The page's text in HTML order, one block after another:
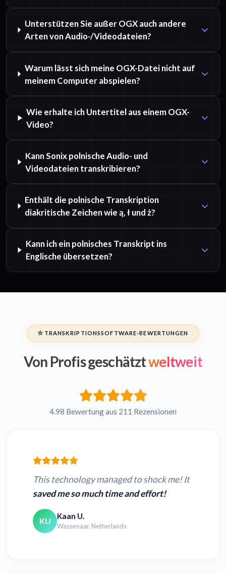
Unterstützen Sie außer OGX auch andere
Arten von Audio-/Videodateien?
Warum lässt sich meine OGX-Datei nicht auf
meinem Computer abspielen?
Wie erhalte ich Untertitel aus einem OGX-
Video?
Kann Sonix polnische Audio- und
Videodateien transkribieren?
Enthält die polnische Transkription
diakritische Zeichen wie ą, ł und ż?
Kann ich ein polnisches Transkript ins
Englische übersetzen?
TRANSKRIPTIONSSOFTWARE-BEWERTUNGEN
Von Profis geschätztweltweit
4.98 Bewertung aus 211 Rezensionen
This technology managed to shock me! It
saved me so much time and effort!
KU Kaan U.
Wassenaar, Netherlands